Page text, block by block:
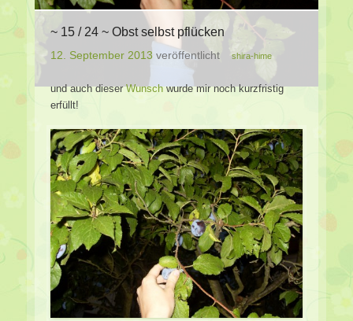
~ 15 / 24 ~ Obst selbst pflücken
12. September 2013 veröffentlicht shira-hime
und auch dieserWunschwurde mir noch kurzfristig
erfüllt!